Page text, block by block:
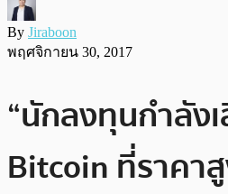
By Jiraboon
พฤศจิกายน 30, 2017
“นักลงทุนกำลัง
Bitcoin ที่ราคา